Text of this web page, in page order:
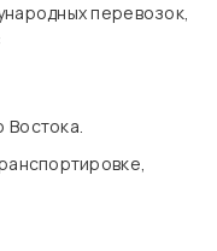
перевозок,
Востока.